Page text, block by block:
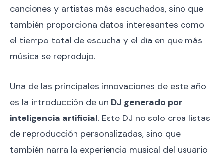
canciones y artistas más escuchados, sino que
también proporciona datos interesantes como
el tiempo total de escucha y el día en que más
música se reprodujo.
Una de las principales innovaciones de este año
es la introducción de un DJ generado por
inteligencia artificial. Este DJ no solo crea listas
de reproducción personalizadas, sino que
también narra la experiencia musical del usuario